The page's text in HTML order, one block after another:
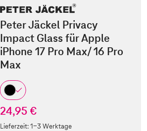
Peter Jäckel Privacy
Impact Glass für Apple
iPhone 17 Pro Max/ 16 Pro
Max
24,95 €
Lieferzeit:1-3 Werktage